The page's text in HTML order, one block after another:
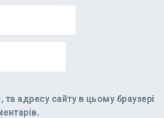
адресу сайту в цьому браузері